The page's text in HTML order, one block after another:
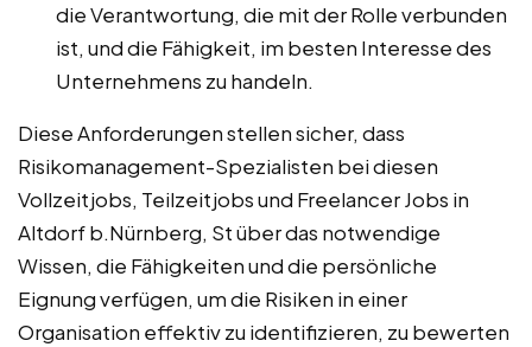
die Verantwortung, die mit der Rolle verbunden
ist, und die Fähigkeit, im besten Interesse des
Unternehmens zu handeln.
Diese Anforderungen stellen sicher, dass
Risikomanagement-Spezialisten bei diesen
Vollzeitjobs, Teilzeitjobs und Freelancer Jobs in
Altdorf b.Nürnberg, St über das notwendige
Wissen, die Fähigkeiten und die persönliche
Eignung verfügen, um die Risiken in einer
Organisation effektiv zu identifizieren, zu bewerten